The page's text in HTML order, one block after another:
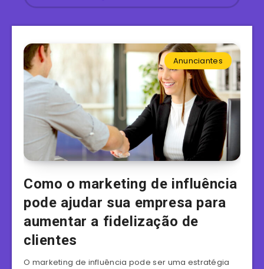
Anunciantes
Como o marketing de influência
pode ajudar sua empresa para
aumentar a fidelização de
clientes
O marketing de influência pode ser uma estratégia